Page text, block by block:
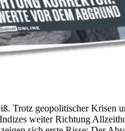
Trotz geopolitischer Krisen
weiter Richtung